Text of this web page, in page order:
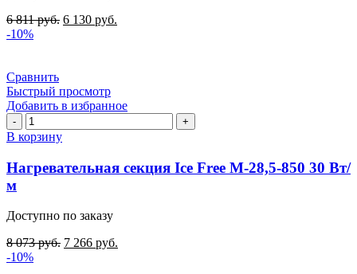
Вт/
м
6 811руб. 6 130 руб.
-10%
Сравнить
Быстрый просмотр
Добавить в избранное
Количество
товара
Нагревательная
Ice
850
Вт/
м
В корзину
Нагревательная секция Ice Free М-28,5-850 30 Вт/
м
Доступно по заказу
8 073руб. 7 266 руб.
-10%